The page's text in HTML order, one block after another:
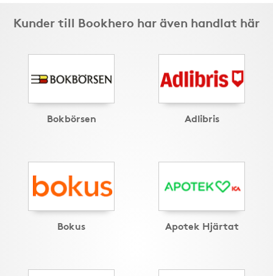
Kunder till Bookhero har även handlat här
Bokbörsen Adlibris
Bokus Apotek Hjärtat